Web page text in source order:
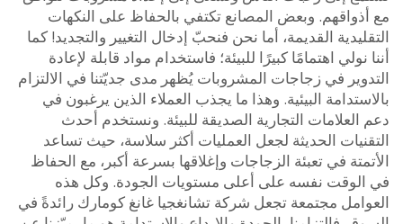
وبعض المصانع تكتفي بالحفاظ على النكهات
القديمة، أما نحن فنحبّ إدخال التغيير والتجديد! كما
اهتمامًا كبيرًا للبيئة؛ فاستخدام مواد قابلة لإعادة
في زجاجات المشروبات يُظهر مدى جديّتنا في الالتزام
البيئية. وهذا ما يجذب العملاء الذين يرغبون في
التجارية الصديقة للبيئة. ونستخدم أحدث
الحديثة لجعل العمليات أكثر سلاسة، حيث تساعد
في تعبئة الزجاجات وإغلاقها بسرعة أكبر، مع الحفاظ
نفسه على أعلى مستويات الجودة. وكل هذه
مجتمعة تجعل شركة تشانغجيا غانغ كومارك رائدةً في